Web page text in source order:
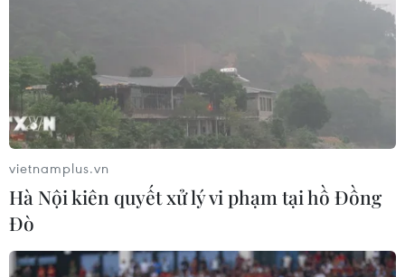
vietnamplus.vn
Hà Nội kiên quyết xử lý vi phạm tại hồ Đồng
Đò